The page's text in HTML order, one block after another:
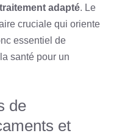
traitement adapté. Le
cruciale qui oriente
essentiel de
santé pour un
de
et